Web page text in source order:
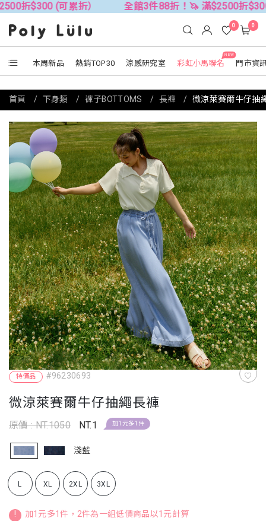
(可累折） 全館3件88折！🦄 滿$2500折$300 (可累折
本周新品 熱銷TOP30 涼感研究室
NEW
彩虹小馬聯名 門市資
0 0
特價品 #96230693
微涼萊賽爾牛仔抽繩長褲
原價 : NT.1050 NT.1 加1元多1件
淺藍
L XL 2XL 3XL
!
加1元多1件，2件為一組低價商品以1元計算
首頁 下身類 褲子BOTTOMS 長褲 微涼萊賽爾牛仔抽